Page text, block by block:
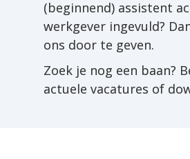
(beginnend) assistent
werkgever ingevuld?
ons door te geven.
Zoek je nog een baan?
actuele vacatures of